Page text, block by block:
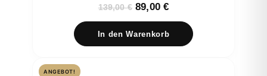
139,00€ Ursprünglicher
Preis
war:
89,00€Aktueller
Preis
ist:
In den Warenkorb
ANGEBOT!